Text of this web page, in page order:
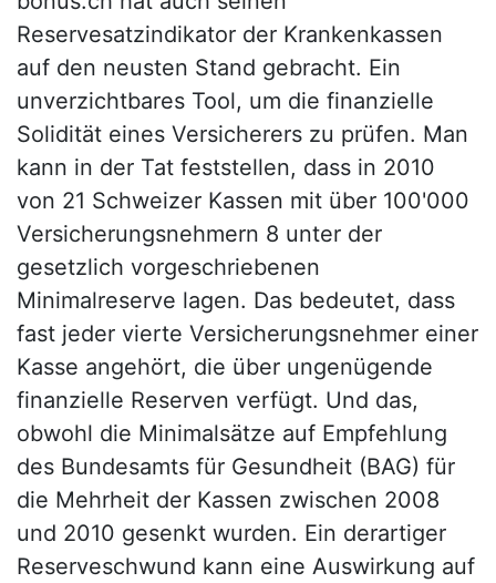
Reservesatzindikator der Krankenkassen
auf den neusten Stand gebracht. Ein
unverzichtbares Tool, um die finanzielle
Solidität eines Versicherers zu prüfen. Man
kann in der Tat feststellen, dass in 2010
von 21 Schweizer Kassen mit über 100'000
Versicherungsnehmern 8 unter der
gesetzlich vorgeschriebenen
Minimalreserve lagen. Das bedeutet, dass
fast jeder vierte Versicherungsnehmer einer
Kasse angehört, die über ungenügende
finanzielle Reserven verfügt. Und das,
obwohl die Minimalsätze auf Empfehlung
des Bundesamts für Gesundheit (BAG) für
die Mehrheit der Kassen zwischen 2008
und 2010 gesenkt wurden. Ein derartiger
Reserveschwund kann eine Auswirkung auf